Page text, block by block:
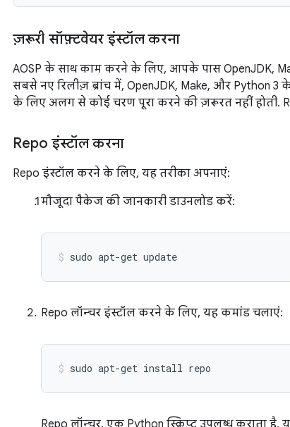
ज़रूरी सॉफ़्टवेयर इंस्टॉल करना
AOSP के साथ काम करने के लिए, आपके पास OpenJDK,
सबसे नए रिलीज़ ब्रांच में, OpenJDK, Make, और Python
के लिए अलग से कोई चरण पूरा करने की ज़रूरत नहीं होती.
Repo इंस्टॉल करना
Repo इंस्टॉल करने के लिए, यह तरीका अपनाएं:
मौजूदा पैकेज की जानकारी डाउनलोड करें:
sudo apt-get update
Repo लॉन्चर इंस्टॉल करने के लिए, यह कमांड चलाएं:
sudo apt-get install repo
Repo लॉन्चर, एक Python स्क्रिप्ट उपलब्ध कराता